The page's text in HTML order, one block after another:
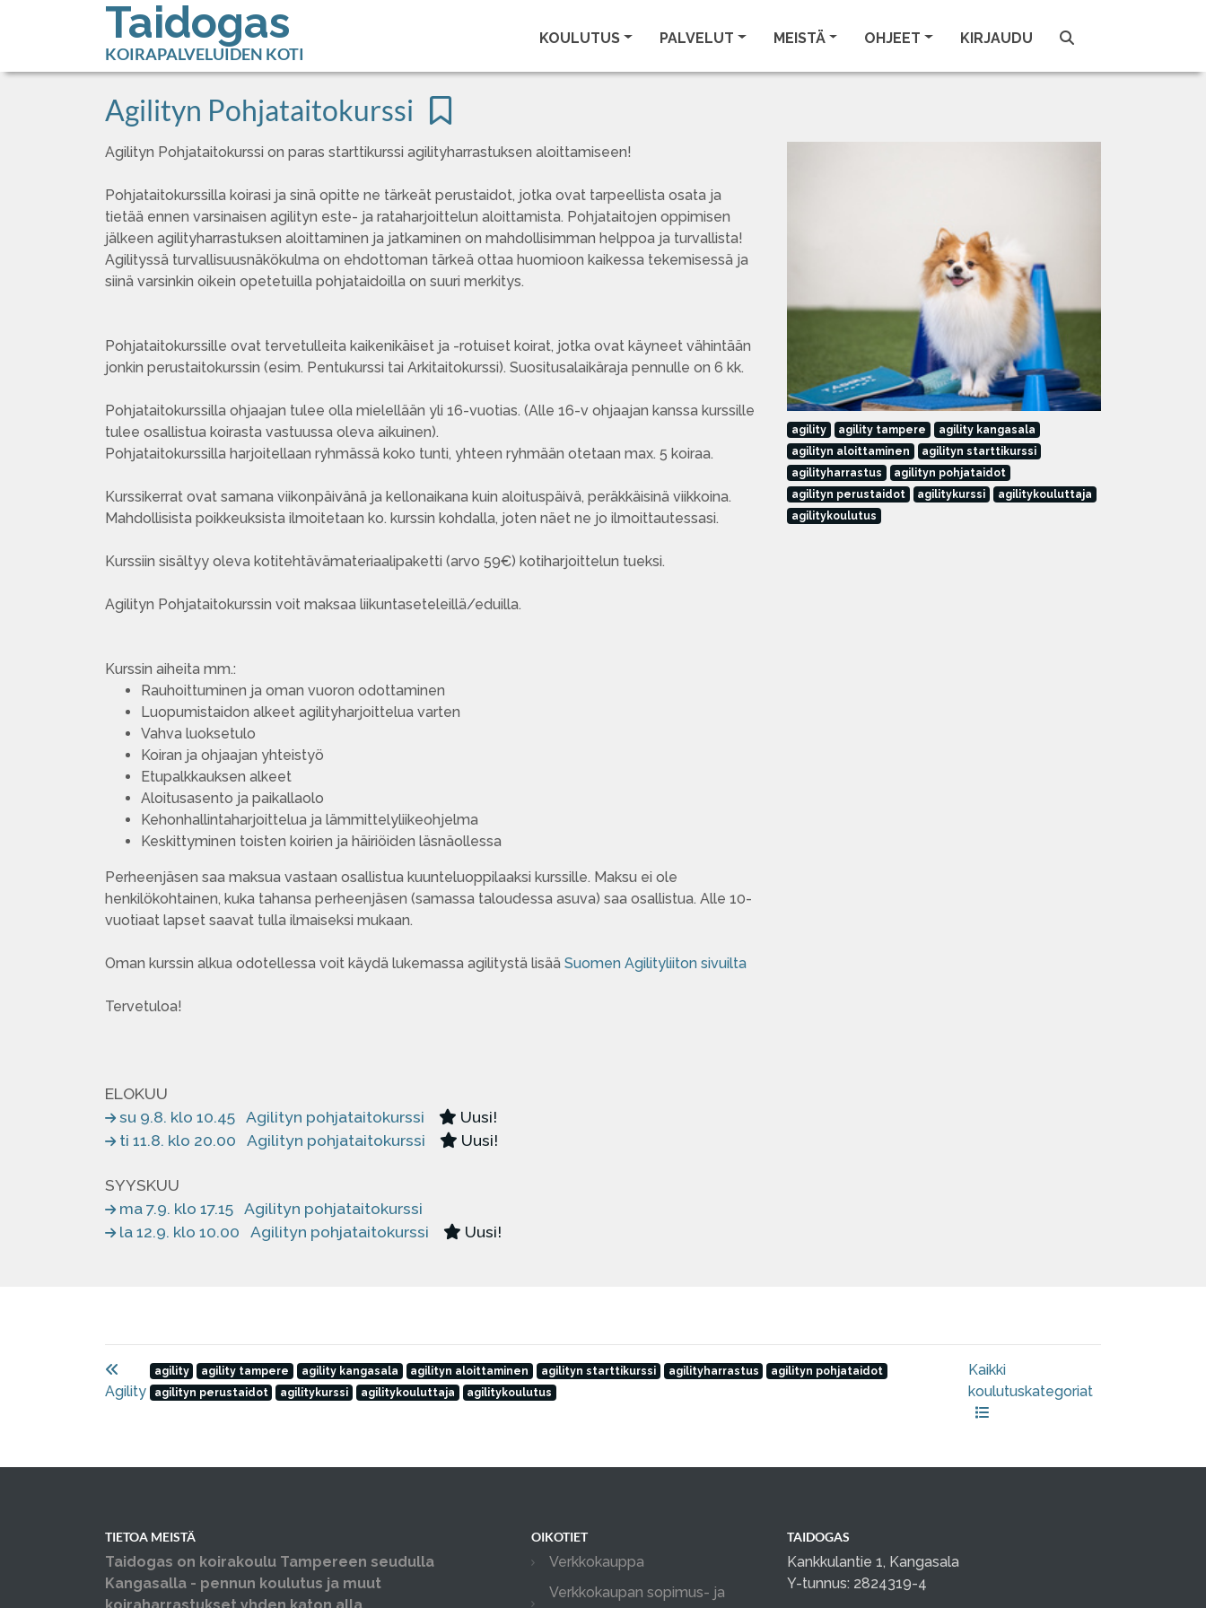
Taidogas
KOIRAPALVELUIDEN KOTI
KOULUTUS PALVELUT MEISTÄ OHJEET KIRJAUDU
Agilityn Pohjataitokurssi
Agilityn Pohjataitokurssi on paras starttikurssi agilityharrastuksen aloittamiseen!
Pohjataitokurssilla koirasi ja sinä opitte ne tärkeät perustaidot, jotka ovat tarpeellista osata ja
tietää ennen varsinaisen agilityn este- ja rataharjoittelun aloittamista. Pohjataitojen oppimisen
jälkeen agilityharrastuksen aloittaminen ja jatkaminen on mahdollisimman helppoa ja turvallista!
Agilityssä turvallisuusnäkökulma on ehdottoman tärkeä ottaa huomioon kaikessa tekemisessä ja
siinä varsinkin oikein opetetuilla pohjataidoilla on suuri merkitys.
Pohjataitokurssille ovat tervetulleita kaikenikäiset ja -rotuiset koirat, jotka ovat käyneet vähintään
jonkin perustaitokurssin (esim. Pentukurssi tai Arkitaitokurssi). Suositusalaikäraja pennulle on 6 kk.
Pohjataitokurssilla ohjaajan tulee olla mielellään yli 16-vuotias. (Alle 16-v ohjaajan kanssa kurssille
tulee osallistua koirasta vastuussa oleva aikuinen).
Pohjataitokurssilla harjoitellaan ryhmässä koko tunti, yhteen ryhmään otetaan max. 5 koiraa.
Kurssikerrat ovat samana viikonpäivänä ja kellonaikana kuin aloituspäivä, peräkkäisinä viikkoina.
Mahdollisista poikkeuksista ilmoitetaan ko. kurssin kohdalla, joten näet ne jo ilmoittautessasi.
Kurssiin sisältyy oleva kotitehtävämateriaalipaketti (arvo 59€) kotiharjoittelun tueksi.
Agilityn Pohjataitokurssin voit maksaa liikuntaseteleillä/eduilla.
Kurssin aiheita mm.:
Rauhoittuminen ja oman vuoron odottaminen
Luopumistaidon alkeet agilityharjoittelua varten
Vahva luoksetulo
Koiran ja ohjaajan yhteistyö
Etupalkkauksen alkeet
Aloitusasento ja paikallaolo
Kehonhallintaharjoittelua ja lämmittelyliikeohjelma
Keskittyminen toisten koirien ja häiriöiden läsnäollessa
Perheenjäsen saa maksua vastaan osallistua kuunteluoppilaaksi kurssille. Maksu ei ole
henkilökohtainen, kuka tahansa perheenjäsen (samassa taloudessa asuva) saa osallistua. Alle 10-
vuotiaat lapset saavat tulla ilmaiseksi mukaan.
Oman kurssin alkua odotellessa voit käydä lukemassa agilitystä lisää Suomen Agilityliiton sivuilta
Tervetuloa!
ELOKUU
su 9.8. klo 10.45 Agilityn pohjataitokurssi
Uusi!
ti 11.8. klo 20.00
Agilityn pohjataitokurssi Uusi!
SYYSKUU
ma 7.9. klo 17.15 Agilityn pohjataitokurssi
la 12.9. klo 10.00
Agilityn pohjataitokurssi Uusi!
agility agility tampere
agility kangasala
agilityn aloittaminen
agilityn starttikurssi
agilityharrastus
agilityn pohjataidot
agilityn perustaidot
agilitykurssi
agilitykouluttaja
agilitykoulutus
Agility
agility agility tampere agility kangasala agilityn aloittaminen agilityn starttikurssi agilityharrastus
agilityn pohjataidot
agilityn perustaidot
agilitykurssi agilitykouluttaja agilitykoulutus
Kaikki
koulutuskategoriat
TIETOA MEISTÄ
Taidogas on koirakoulu Tampereen seudulla
Kangasalla - pennun koulutus ja muut
OIKOTIET
Verkkokauppa
Verkkokaupan sopimus- ja
TAIDOGAS
Kankkulantie 1, Kangasala
Y-tunnus: 2824319-4